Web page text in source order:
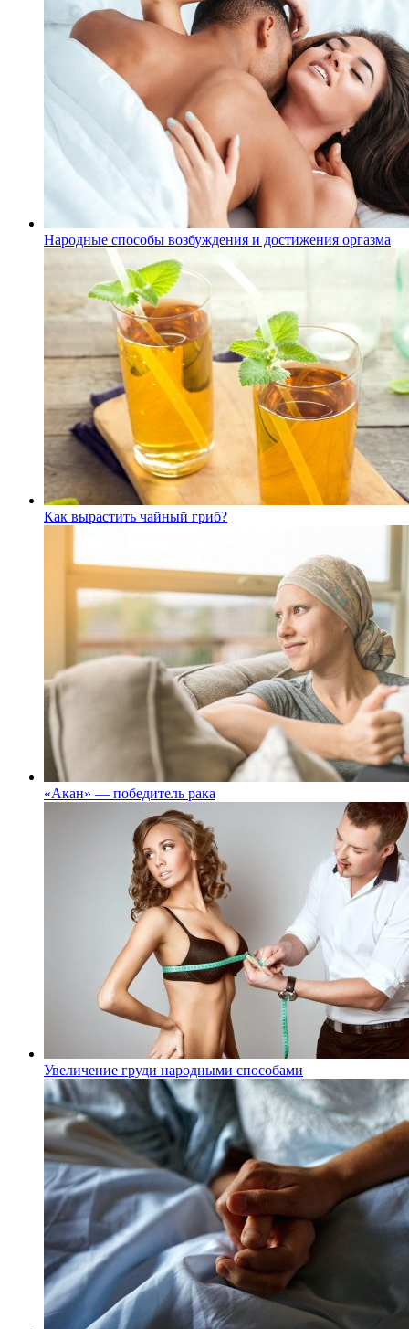
Народные способы возбуждения и достижения оргазма
Как вырастить чайный гриб?
«Акан» — победитель рака
Увеличение груди народными способами